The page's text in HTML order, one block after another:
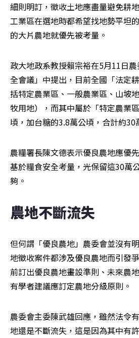
細則明訂，徵收土地應盡量避免耕
工業區在選地時都希望找地勢平坦
的大片農地就優先被考量。
政大地政系教授賴宗裕在5月11日
全會議」中提出，目前全國「法定
括特定農業區、一般農業區、山坡
牧用地），而其中屬於「特定農業
頃，加台糖的3.8萬公頃，合計約30
農糧署長陳文德表示優良農地應優
基於糧食安全考量，光保留這30萬
夠。
農地不斷流失
但何謂「優良農地」農委會並沒有
地徵收案件都涉及優良農地而引發
前訂出優良農地畫設準則、未來農
有學者建議應訂定農地分級原則。
農委會主委陳武雄回應，雖然法令
地還是不斷流失，這是因為其中有